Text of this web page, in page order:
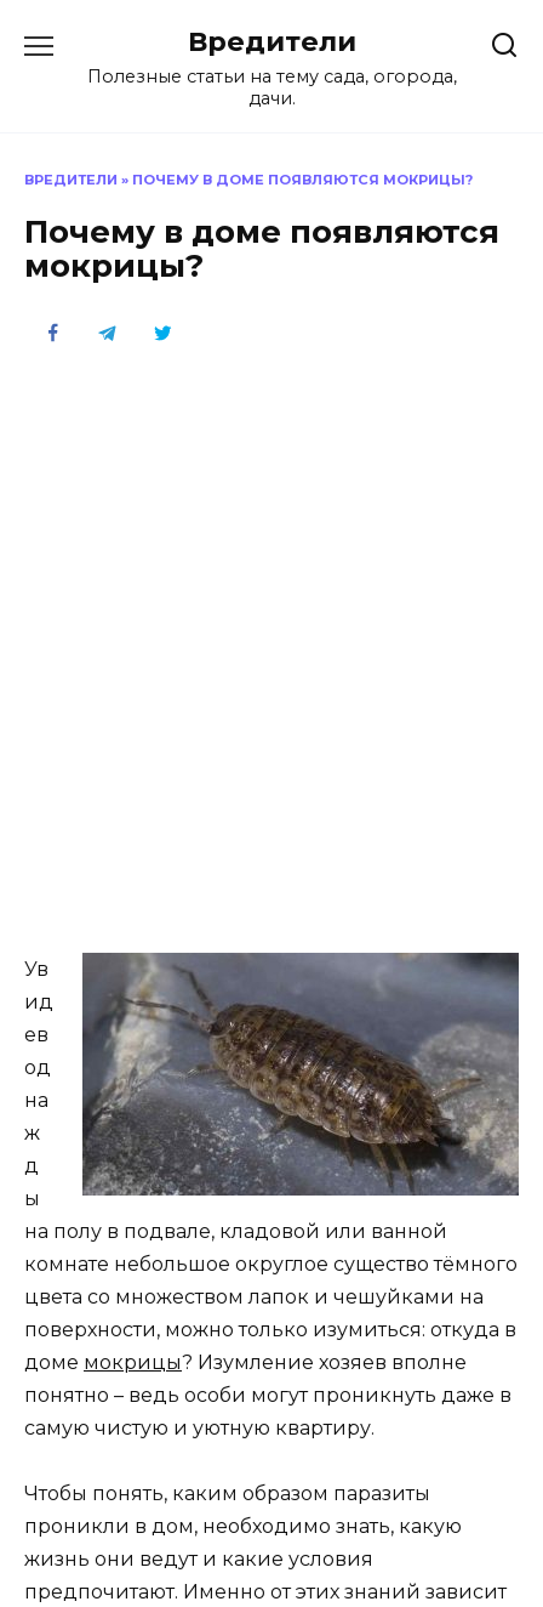
содержанию
Вредители
Полезные статьи на тему сада, огорода,
дачи.
ВРЕДИТЕЛИ » ПОЧЕМУ В ДОМЕ ПОЯВЛЯЮТСЯ МОКРИЦЫ?
Почему в доме появляются
мокрицы?
Ув
ид
ев
од
на
ж
д
ы
на полу в подвале, кладовой или ванной
комнате небольшое округлое существо тёмного
цвета со множеством лапок и чешуйками на
поверхности, можно только изумиться: откуда в
доме мокрицы? Изумление хозяев вполне
понятно – ведь особи могут проникнуть даже в
самую чистую и уютную квартиру.
Чтобы понять, каким образом паразиты
проникли в дом, необходимо знать, какую
жизнь они ведут и какие условия
предпочитают. Именно от этих знаний зависит